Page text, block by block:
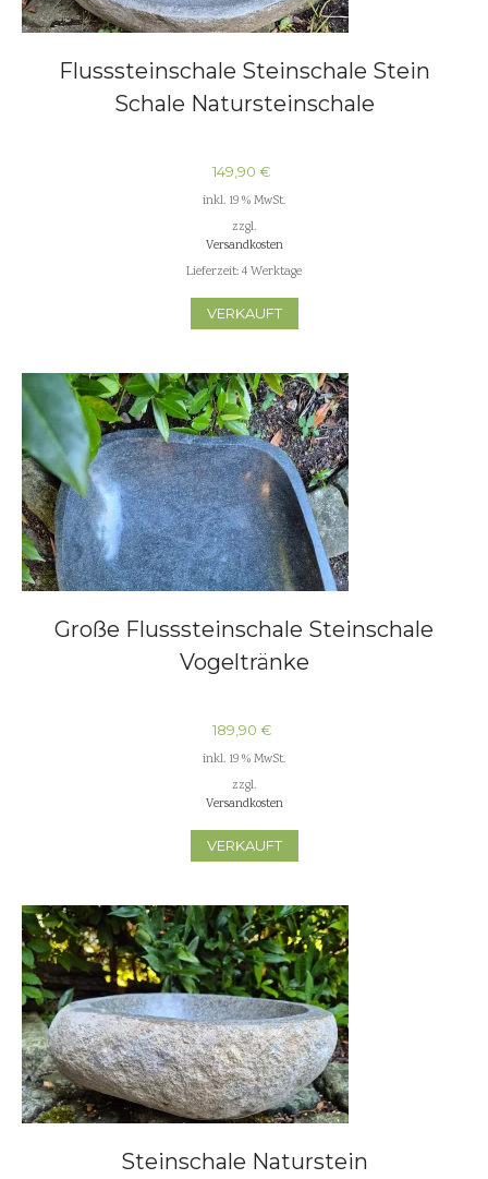
Flusssteinschale Steinschale Stein
Schale Natursteinschale
149,90 €
inkl. 19 % MwSt.
zzgl.
Versandkosten
Lieferzeit:4 Werktage
VERKAUFT
Große Flusssteinschale Steinschale
Vogeltränke
189,90 €
inkl. 19 % MwSt.
zzgl.
Versandkosten
VERKAUFT
Steinschale Naturstein